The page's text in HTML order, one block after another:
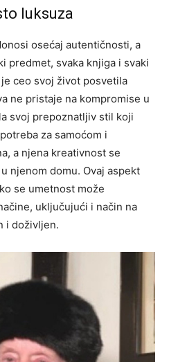
luksuza
osećaj autentičnosti, a
predmet, svaka knjiga i svaki
ceo svoj život posvetila
ne pristaje na kompromise u
svoj prepoznatljiv stil koji
za samoćom i
a njena kreativnost se
njenom domu. Ovaj aspekt
se umetnost može
uključujući i način na
i doživljen.